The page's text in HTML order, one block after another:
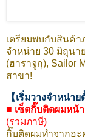
เตรียมพบกับสินค้า
จำหน่าย 30 มิถุนา
(ฮาราจูกุ), Sailor
สาขา!
【เริ่มวางจำหน่า
■ เซ็ตกิ๊บติดผมหน้
(รวมภาษี)
กิ๊บติดผมทำจากอะ